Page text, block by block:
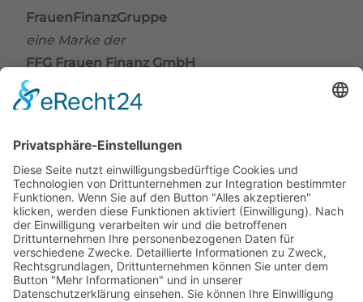
FrauenFinanzGruppe
eine Marke der
FFG Frauen Finanz GmbH
Grindelallee 176
20144 Hamburg
Telefax +49 (0) 40 / 41 42 66 68
E-Mailinfo@frauenfinanzgruppe.de
Internetwww.frauenfinanzgruppe.de
Öffnungszeiten
Mo - Do 10:00 - 18:00 Uhr
Fr 10:00 - 16:00 Uhr
Beratung nur nach Terminvereinbarung.